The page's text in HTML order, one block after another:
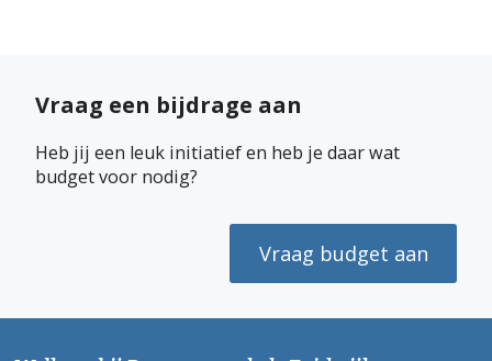
Vraag een bijdrage aan
Heb jij een leuk initiatief en heb je daar wat
budget voor nodig?
Vraag budget aan